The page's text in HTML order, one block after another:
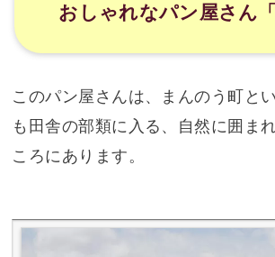
おしゃれなパン屋さん
このパン屋さんは、まんのう町と
も田舎の部類に入る、自然に囲ま
ころにあります。